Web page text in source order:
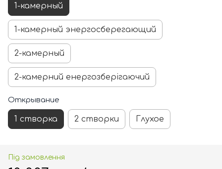
1-камерный
1-камерный энергосберегающий
2-камерный
2-камерний енергозберігаючий
Открывание
1 створка 2 створки Глухое
Під замовлення